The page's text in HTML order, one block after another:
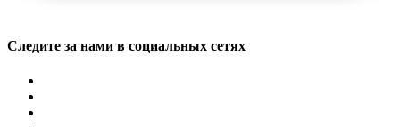
Следите за нами в социальных сетях